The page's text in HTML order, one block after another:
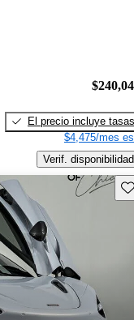
El precio incluye tasas
$4,475/mes
Verif. disponibilidad